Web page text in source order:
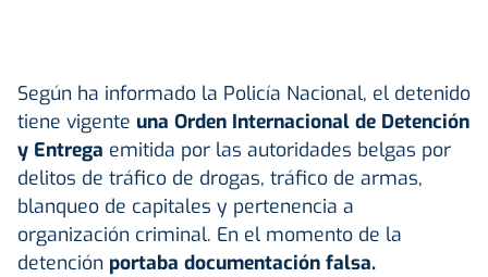
Según ha informado la Policía Nacional, el detenido
tiene vigente una Orden Internacional de Detención
y Entrega emitida por las autoridades belgas por
delitos de tráfico de drogas, tráfico de armas,
blanqueo de capitales y pertenencia a
organización criminal. En el momento de la
detención portaba documentación falsa.